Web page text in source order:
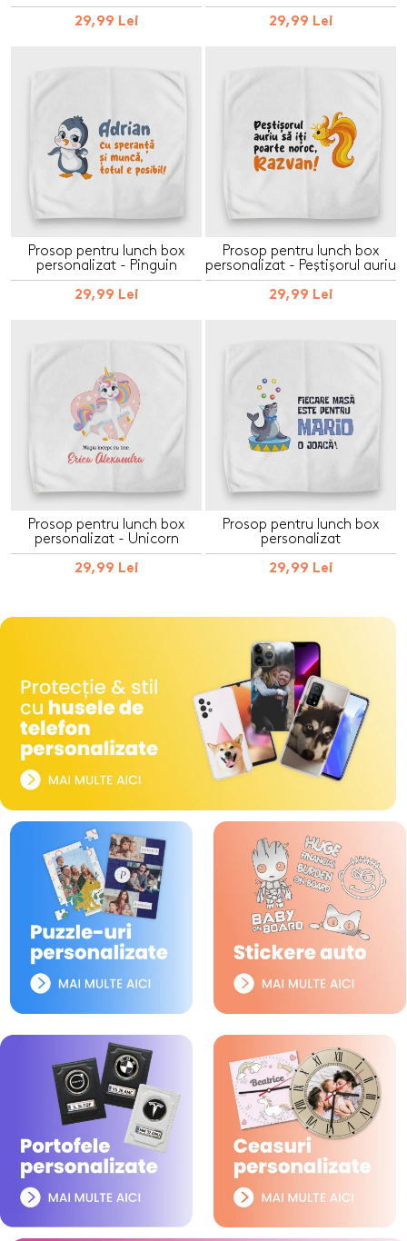
29,99 Lei 29,99 Lei
Prosop pentru lunch box
personalizat - Pinguin
29,99 Lei
Prosop pentru lunch box
personalizat - Peștișorul auriu
29,99 Lei
Prosop pentru lunch box
personalizat - Unicorn
29,99 Lei
Prosop pentru lunch box
personalizat
29,99 Lei